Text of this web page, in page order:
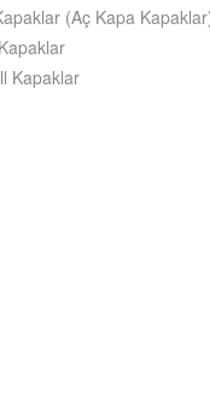
(Aç Kapa
Kapaklar